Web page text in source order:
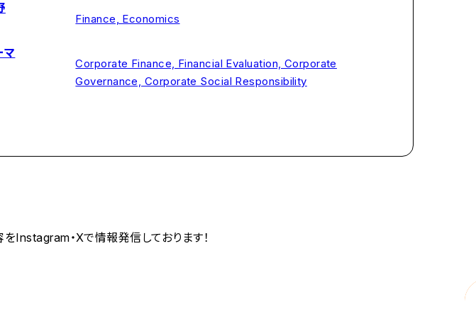
Finance, Economics
マ
Corporate Finance, Financial Evaluation, Corporate
Governance, Corporate Social Responsibility
Instagram・Xで情報発信しております！